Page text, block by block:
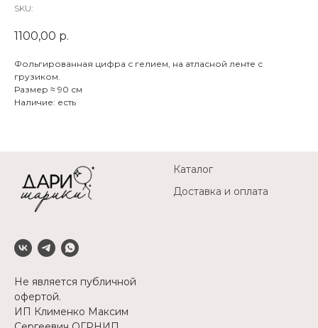
SKU:
1100,00 р.
Фольгированная цифра с гелием, на атласной ленте с
грузиком.
Размер ≈ 90 см
Наличие: есть
Не является публичной
офертой.
ИП Клименко Максим
Каталог
Доставка и оплата